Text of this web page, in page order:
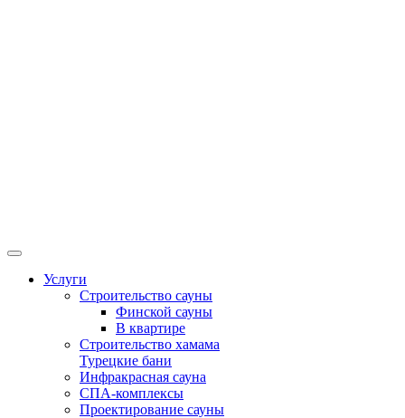
Услуги
Строительство сауны
Финской сауны
В квартире
Строительство хамама
Турецкие бани
Инфракрасная сауна
СПА-комплексы
Проектирование сауны